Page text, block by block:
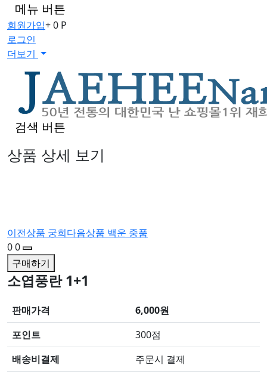
메뉴 버튼
회원가입+ 0 P
로그인
더보기
검색 버튼
상품 상세 보기
이전상품 궁희다음상품 백운 중품
00
구매하기
소엽풍란 1+1
판매가격
6,000원
포인트
300점
배송비결제
주문시 결제